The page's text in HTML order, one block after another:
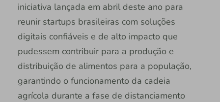
iniciativa lançada em abril deste ano para
reunir startups brasileiras com soluções
digitais confiáveis e de alto impacto que
pudessem contribuir para a produção e
distribuição de alimentos para a população,
garantindo o funcionamento da cadeia
agrícola durante a fase de distanciamento